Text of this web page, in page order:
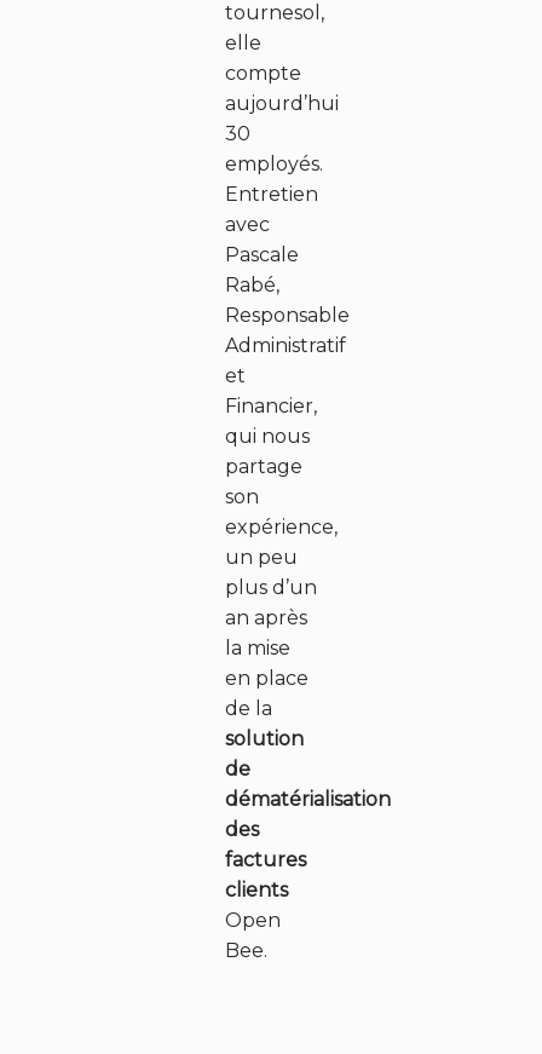
tournesol,
elle
compte
aujourd’hui
30
employés.
Entretien
avec
Pascale
Rabé,
Responsable
Administratif
et
Financier,
qui nous
partage
son
expérience,
un peu
plus d’un
an après
la mise
en place
de la
solution
de
dématérialisation
des
factures
clients
Open
Bee.